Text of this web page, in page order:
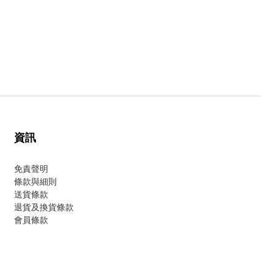
資訊
免責聲明
條款與細則
送貨條款
退貨及換貨條款
會員條款